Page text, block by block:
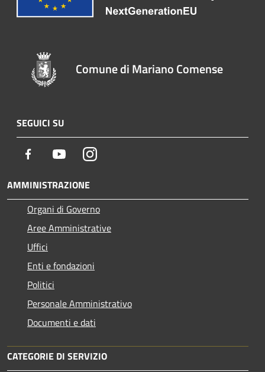
Comune di Mariano Comense
SEGUICI SU
Facebook YoutubeInstagram
AMMINISTRAZIONE
Organi di Governo
Aree Amministrative
Uffici
Enti e fondazioni
Politici
Personale Amministrativo
Documenti e dati
CATEGORIE DI SERVIZIO